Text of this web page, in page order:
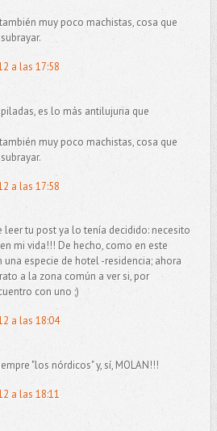
muy poco machistas, cosa que
a las 17:58
es lo más antilujuria que
muy poco machistas, cosa que
a las 17:58
leer tu post ya lo tenía decidido: necesito
mi vida!!! De hecho, como en este
especie de hotel -residencia; ahora
a la zona común a ver si, por
con uno ;)
a las 18:04
"los nórdicos" y, sí, MOLAN!!!
a las 18:11